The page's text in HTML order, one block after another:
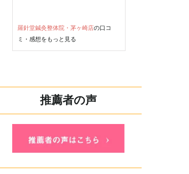
羅針堂鍼灸整体院・茅ヶ崎店の口コ
ミ・感想をもっと見る
推薦者の声